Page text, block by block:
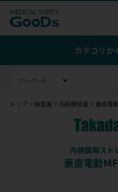
カテゴリか
トップ 検査室 内視鏡検査 垂直電
内視鏡用スト
垂直電動